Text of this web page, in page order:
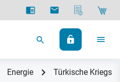
Energie Türkische